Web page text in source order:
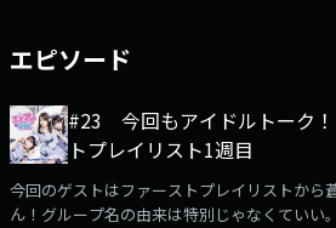
エピソード
#23 今回もアイドルトーク
トプレイリスト1週目
今回のゲストはファーストプレイリストから
ん！グループ名の由来は特別じゃなくていい